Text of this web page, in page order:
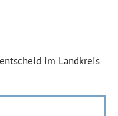
im Landkreis